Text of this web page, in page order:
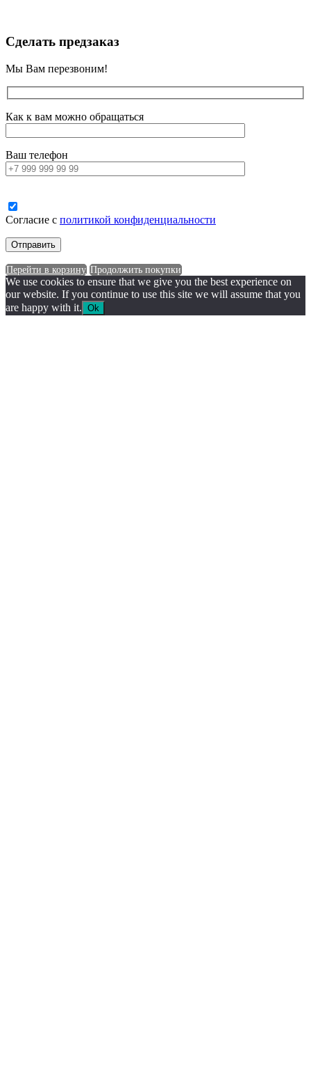
Сделать предзаказ
Мы Вам перезвоним!
Как к вам можно обращаться
Ваш телефон
Согласие с политикой конфиденциальности
Перейти в корзину Продолжить покупки
We use cookies to ensure that we give you the best experience on
our website. If you continue to use this site we will assume that you
are happy with it. Ok